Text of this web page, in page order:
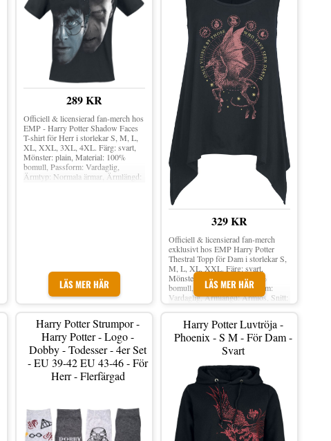
289 KR
LÄS MER HÄR
Officiell & licensierad fan-merch hos
EMP - Harry Potter Shadow Faces
T-shirt för Herr i storlekar S, M, L,
XL, XXL, 3XL, 4XL. Färg: svart,
Mönster: plain, Material: 100%
bomull, Passform: Vardaglig,
Ärmtyp: Normala ärmar, Ärmlängd:
329 KR
LÄS MER HÄR
Officiell & licensierad fan-merch
exklusivt hos EMP Harry Potter
Thestral Topp för Dam i storlekar S,
M, L, XL, XXL. Färg: svart,
Mönster: plain, Material: 95%
bomull, 5% spandex, Passform:
Vardaglig, Ärmlängd: Ärmlös, Snitt:
Harry Potter Strumpor -
Harry Potter - Logo -
Dobby - Todesser - 4er Set
- EU 39-42 EU 43-46 - För
Herr - Flerfärgad
Harry Potter Luvtröja -
Phoenix - S M - För Dam -
Svart